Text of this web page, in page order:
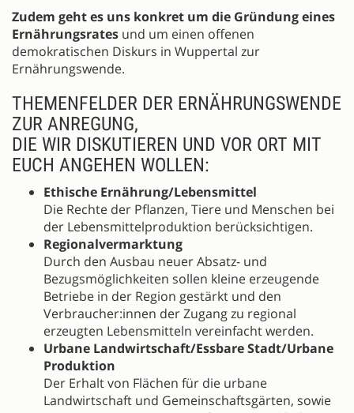
Zudem geht es uns konkret um die Gründung eines
Ernährungsrates und um einen offenen
demokratischen Diskurs in Wuppertal zur
Ernährungswende.
THEMENFELDER DER ERNÄHRUNGSWENDE
ZUR ANREGUNG,
DIE WIR DISKUTIEREN UND VOR ORT MIT
EUCH ANGEHEN WOLLEN:
Ethische Ernährung/Lebensmittel
Die Rechte der Pflanzen, Tiere und Menschen bei
der Lebensmittelproduktion berücksichtigen.
Regionalvermarktung
Durch den Ausbau neuer Absatz- und
Bezugsmöglichkeiten sollen kleine erzeugende
Betriebe in der Region gestärkt und den
Verbraucher:innen der Zugang zu regional
erzeugten Lebensmitteln vereinfacht werden.
Urbane Landwirtschaft/Essbare Stadt/Urbane
Produktion
Der Erhalt von Flächen für die urbane
Landwirtschaft und Gemeinschaftsgärten, sowie